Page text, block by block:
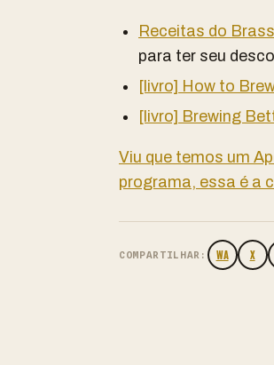
Receitas do
para ter seu
[livro] How to
[livro] Brewing
Viu que temos um
programa, essa é a
COMPARTILHAR: WA X